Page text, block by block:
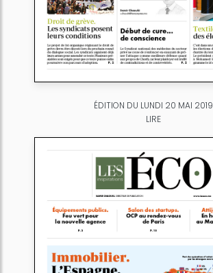
ÉDITION DU LUNDI 20 MAI 2019
LIRE